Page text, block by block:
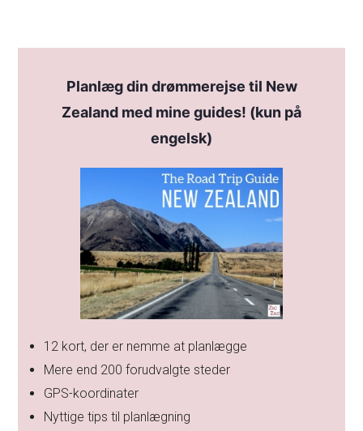
Planlæg din drømmerejse til New
Zealand med mine guides! (kun på
engelsk)
12 kort, der er nemme at planlægge
Mere end 200 forudvalgte steder
GPS-koordinater
Nyttige tips til planlægning